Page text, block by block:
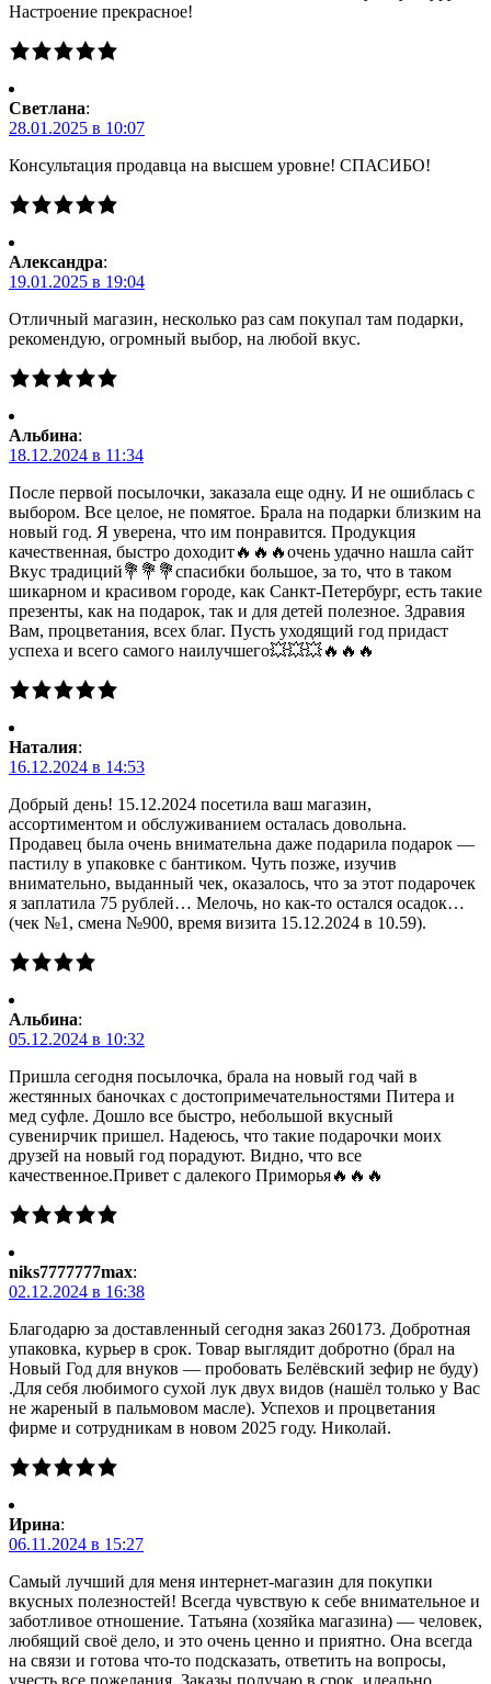
Настроение прекрасное!
Светлана:
28.01.2025 в 10:07
Консультация продавца на высшем уровне! СПАСИБО!
Александра:
19.01.2025 в 19:04
Отличный магазин, несколько раз сам покупал там подарки,
рекомендую, огромный выбор, на любой вкус.
Альбина:
18.12.2024 в 11:34
После первой посылочки, заказала еще одну. И не ошиблась с
выбором. Все целое, не помятое. Брала на подарки близким на
новый год. Я уверена, что им понравится. Продукция
качественная, быстро доходит🔥🔥🔥очень удачно нашла сайт
Вкус традиций💐💐💐спасибки большое, за то, что в таком
шикарном и красивом городе, как Санкт-Петербург, есть такие
презенты, как на подарок, так и для детей полезное. Здравия
Вам, процветания, всех благ. Пусть уходящий год придаст
успеха и всего самого наилучшего💥💥💥🔥🔥🔥
Наталия:
16.12.2024 в 14:53
Добрый день! 15.12.2024 посетила ваш магазин,
ассортиментом и обслуживанием осталась довольна.
Продавец была очень внимательна даже подарила подарок —
пастилу в упаковке с бантиком. Чуть позже, изучив
внимательно, выданный чек, оказалось, что за этот подарочек
я заплатила 75 рублей… Мелочь, но как-то остался осадок…
(чек №1, смена №900, время визита 15.12.2024 в 10.59).
Альбина:
05.12.2024 в 10:32
Пришла сегодня посылочка, брала на новый год чай в
жестянных баночках с достопримечательностями Питера и
мед суфле. Дошло все быстро, небольшой вкусный
сувенирчик пришел. Надеюсь, что такие подарочки моих
друзей на новый год порадуют. Видно, что все
качественное.Привет с далекого Приморья🔥🔥🔥
niks7777777max:
02.12.2024 в 16:38
Благодарю за доставленный сегодня заказ 260173. Добротная
упаковка, курьер в срок. Товар выглядит добротно (брал на
Новый Год для внуков — пробовать Белёвский зефир не буду)
.Для себя любимого сухой лук двух видов (нашёл только у Вас
не жареный в пальмовом масле). Успехов и процветания
фирме и сотрудникам в новом 2025 году. Николай.
Ирина:
06.11.2024 в 15:27
Самый лучший для меня интернет-магазин для покупки
вкусных полезностей! Всегда чувствую к себе внимательное и
заботливое отношение. Татьяна (хозяйка магазина) — человек,
любящий своё дело, и это очень ценно и приятно. Она всегда
на связи и готова что-то подсказать, ответить на вопросы,
учесть все пожелания. Заказы получаю в срок, идеально